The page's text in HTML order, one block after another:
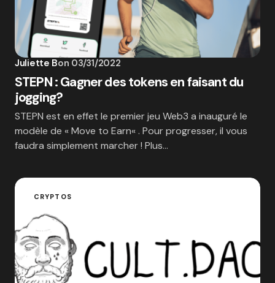
Juliette Bon 03/31/2022
STEPN : Gagner des tokens en faisant du
jogging?
STEPN est en effet le premier jeu Web3 a inauguré le
modèle de « Move to Earn« . Pour progresser, il vous
faudra simplement marcher ! Plus…
CRYPTOS